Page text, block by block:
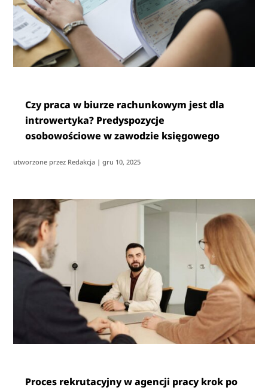
Czy praca w biurze rachunkowym jest dla
introwertyka? Predyspozycje
osobowościowe w zawodzie księgowego
utworzone przez Redakcja |gru 10, 2025
Proces rekrutacyjny w agencji pracy krok po